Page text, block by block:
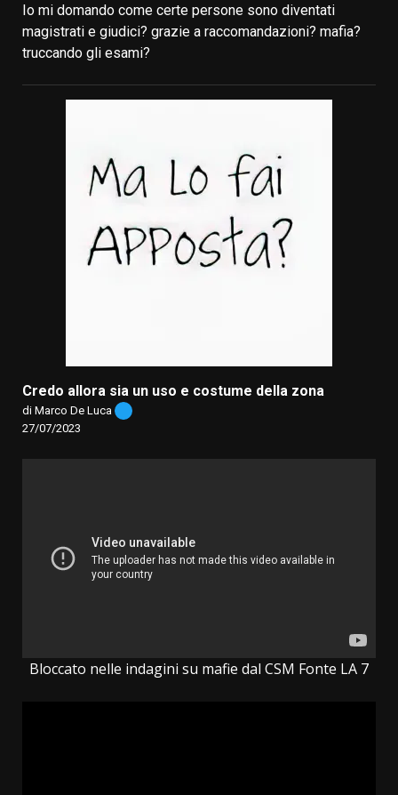
Io mi domando come certe persone sono diventati
magistrati e giudici? grazie a raccomandazioni? mafia?
truccando gli esami?
Credo allora sia un uso e costume della zona
di Marco De Luca
27/07/2023
Bloccato nelle indagini su mafie dal CSM Fonte LA 7